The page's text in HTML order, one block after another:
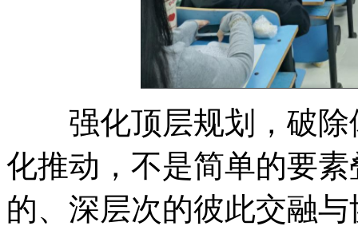
强化顶层规划，破除
化推动，不是简单的要
的、深层次的彼此交融